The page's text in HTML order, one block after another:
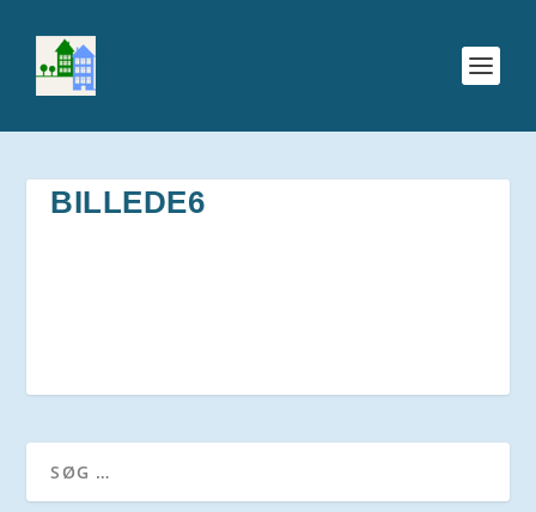
BILLEDE6